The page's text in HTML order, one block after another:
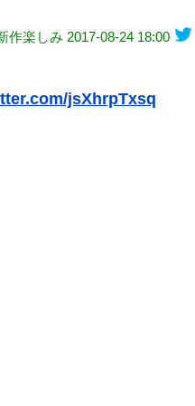
作楽しみ 2017-08-24 18:00
jsXhrpTxsq